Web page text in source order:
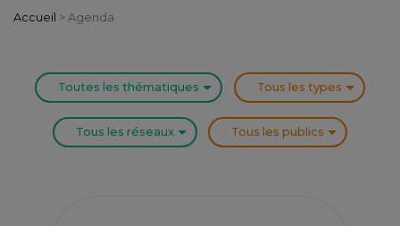
Accueil > Agenda
Toutes les thématiques Tous les types
Tous les réseaux Tous les publics